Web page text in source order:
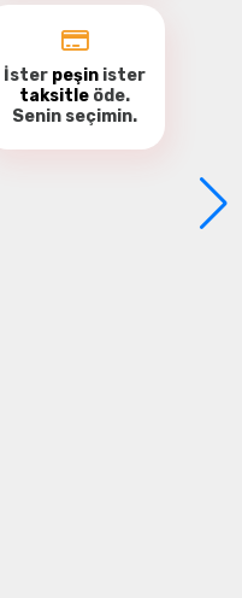
İster peşin ister
taksitle öde.
Senin seçimin.